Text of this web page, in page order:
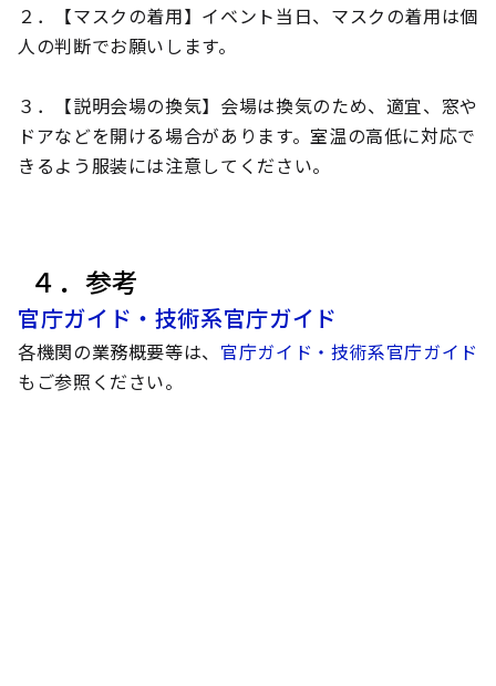
２．【マスクの着用】イベント当日、マスクの着用は個
人の判断でお願いします。
３．【説明会場の換気】会場は換気のため、適宜、窓や
ドアなどを開ける場合があります。室温の高低に対応で
きるよう服装には注意してください。
４．参考
官庁ガイド・技術系官庁ガイド
各機関の業務概要等は、 官庁ガイド・技術系官庁ガイド
もご参照ください。